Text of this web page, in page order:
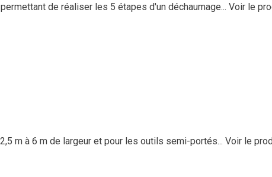
de réaliser les 5 étapes d'un déchaumage... Voir le
m à 6 m de largeur et pour les outils semi-portés... Voir le